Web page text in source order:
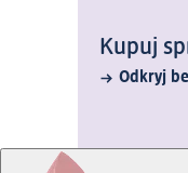
Kupuj
Odkryj